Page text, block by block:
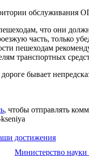
что они
часть, только
пешеходам
транспортных
бывает
, чтобы отправлять
достижения
Министерство